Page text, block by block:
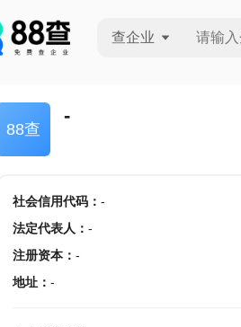
查企业
88查
-
社会信用代码： -
法定代表人 ： -
注册资本： -
地址： -